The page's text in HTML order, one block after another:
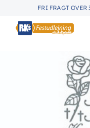
FRI FRAGT OVER